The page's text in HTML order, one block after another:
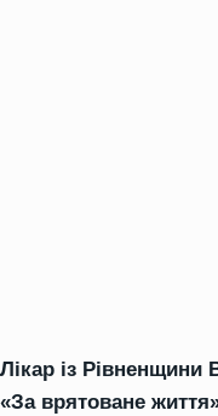
Лікар із
«За врятоване